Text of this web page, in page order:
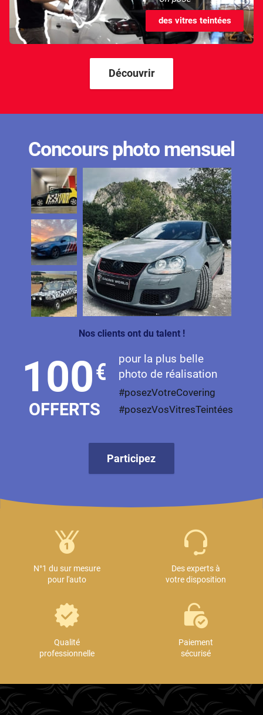
des vitres teintées
Découvrir
Concours photo mensuel
Nos clients ont du talent !
100€
OFFERTS
pour la plus belle
photo de réalisation
#posezVotreCovering
#posezVosVitresTeintées
Participez
N°1 du sur mesure
pour l'auto
Des experts à
votre disposition
Qualité
professionnelle
Paiement
sécurisé